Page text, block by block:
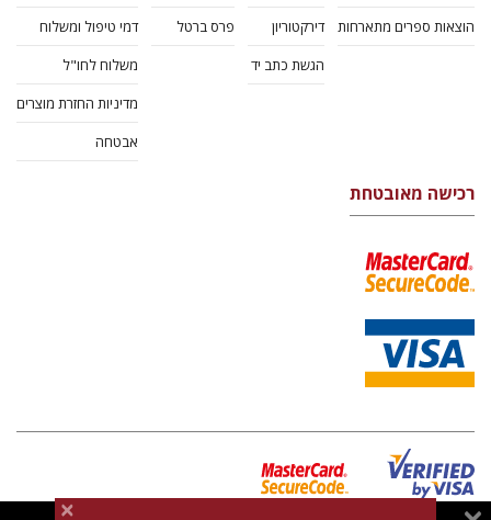
הוצאות ספרים מתארחות
דירקטוריון
הגשת כתב יד
פרס ברטל
דמי טיפול ומשלוח
משלוח לחו"ל
מדיניות החזרת מוצרים
אבטחה
רכישה מאובטחת